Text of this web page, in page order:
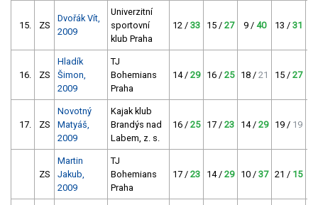
15. ZS
Dvořák Vít,
2009
Univerzitní
sportovní
klub Praha
12 / 33 15 / 27 9 / 40 13 / 31
16. ZS
Hladík
Šimon,
2009
TJ
Bohemians
Praha
14 / 29 16 / 25 18 / 21 15 / 27
17. ZS
Novotný
Matyáš,
2009
Kajak klub
Brandýs nad
Labem, z. s.
16 / 25 17 / 23 14 / 29 19 / 19
ZS
Martin
Jakub,
2009
TJ
Bohemians
Praha
17 / 23 14 / 29 10 / 37 21 / 15